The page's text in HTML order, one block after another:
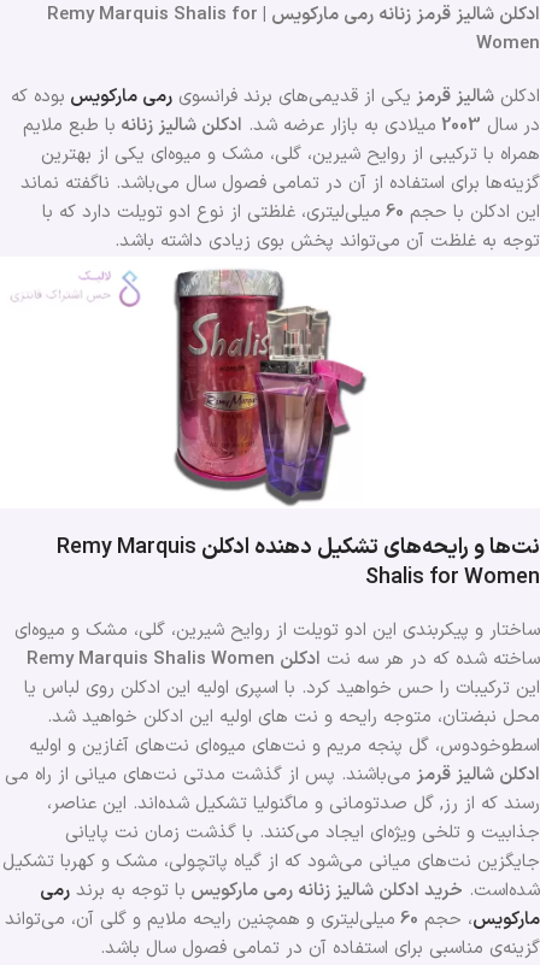
ادکلن شالیز قرمز زنانه رمی مارکویس | Remy Marquis Shalis for
Women
ادکلن شالیز قرمز یکی از قدیمی‌های برند فرانسوی رمی مارکویس بوده که
در سال 2003 میلادی به بازار عرضه شد. ادکلن شالیز زنانه با طبع ملایم
همراه با ترکیبی از روایح شیرین، گلی، مشک و میوه‌ای یکی از بهترین
گزینه‌ها برای استفاده از آن در تمامی فصول سال می‌باشد. ناگفته نماند
این ادکلن با حجم 60 میلی‌لیتری، غلظتی از نوع ادو تویلت دارد که با
توجه به غلظت آن می‌تواند پخش بوی زیادی داشته باشد.
نت‌ها و رایحه‌های تشکیل دهنده ادکلن Remy Marquis
Shalis for Women
ساختار و پیکربندی این ادو تویلت از روایح شیرین، گلی، مشک و میوه‌ای
ساخته شده که در هر سه نت ادکلن Remy Marquis Shalis Women
این ترکیبات را حس خواهید کرد. با اسپری اولیه این ادکلن روی لباس یا
محل نبضتان، متوجه رایحه و نت های اولیه این ادکلن خواهید شد.
اسطوخودوس، گل پنجه مریم و نت‌های میوه‌ای نت‌های آغازین و اولیه
ادکلن شالیز قرمز می‌باشند. پس از گذشت مدتی نت‌های میانی از راه می
رسند که از رز, گل صدتومانی و ماگنولیا تشکیل شده‌اند. این عناصر،
جذابیت و تلخی ویژه‌ای ایجاد می‌کنند. با گذشت زمان نت‌ پایانی
جایگزین نت‌های میانی می‌شود که از گیاه پاتچولی، مشک و کهربا تشکیل
شده‌است. خرید ادکلن شالیز زنانه رمی مارکویس با توجه به برند رمی
مارکویس، حجم 60 میلی‌لیتری و همچنین رایحه ملایم و گلی آن، می‌تواند
گزینه‌ی مناسبی برای استفاده آن در تمامی فصول ‌سال باشد.